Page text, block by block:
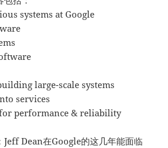
systems at Google
large-scale systems
services
performance & reliability
Jeff Dean在Google的这几年能面临